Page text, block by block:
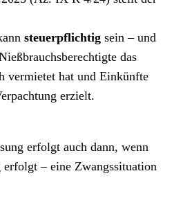
steuerpflichtig sein – und
das
vermietet hat und Einkünfte
erzielt.
erfolgt auch dann, wenn
– eine Zwangssituation